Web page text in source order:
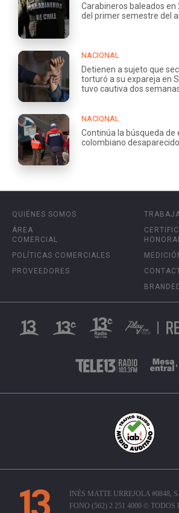
Carabineros baleados
del primer semestre del
NACIONAL
Detienen a sujeto que
torturó a su expareja en
tuvo cautiva dos
NACIONAL
Continúa la búsqueda de
colombiano
QUIÉNES SOMOS
ÁREA
COMERCIAL
POLÍTICAS COMERCIALES
PROVEEDORES
INÉS MATTE URREJOLA #0848,
FONO (562) 2 251 4000 © TODOS